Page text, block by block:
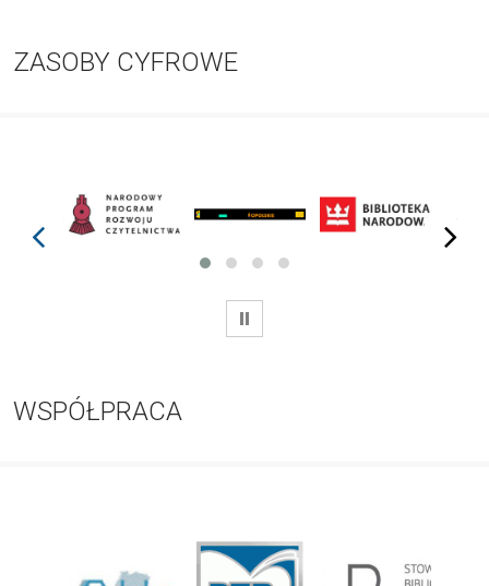
ZASOBY CYFROWE
prev next
WSTRZYMAJ
WSPÓŁPRACA